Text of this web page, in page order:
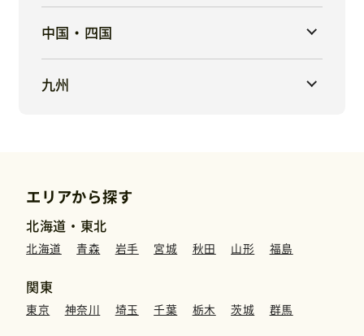
中国・四国
九州
エリアから探す
北海道・東北
北海道 青森 岩手 宮城 秋田 山形 福島
関東
東京 神奈川 埼玉 千葉 栃木 茨城 群馬